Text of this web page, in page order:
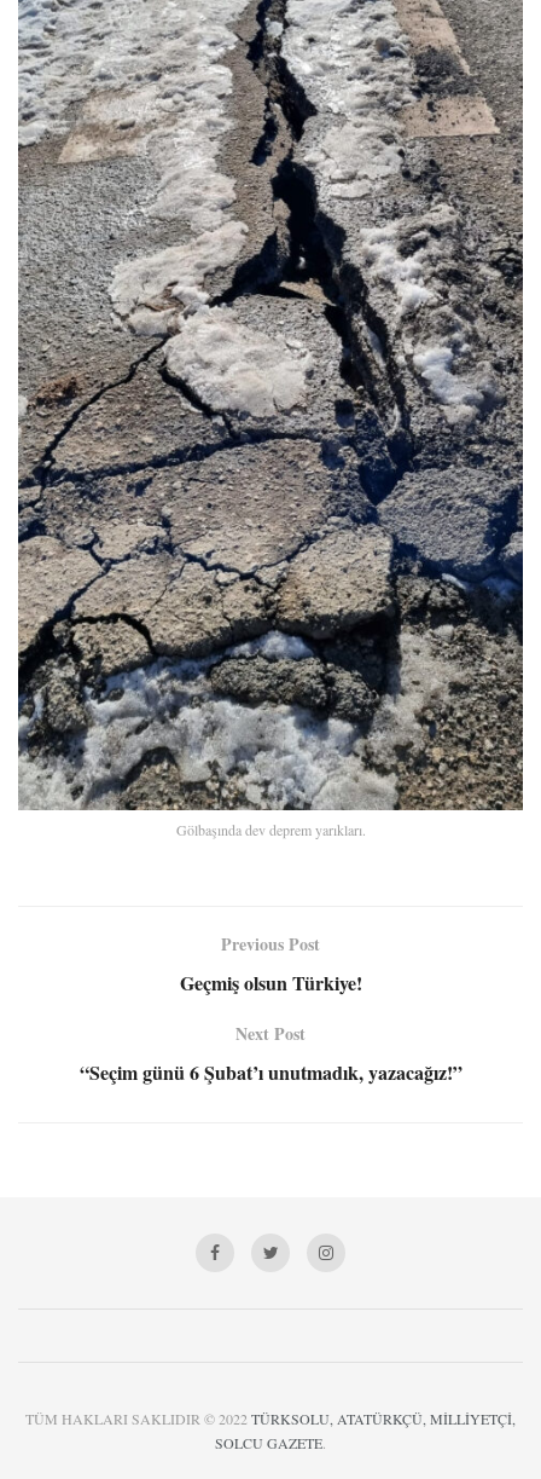
Gölbaşında dev deprem yarıkları.
Previous Post
Geçmiş olsun Türkiye!
Next Post
“Seçim günü 6 Şubat’ı unutmadık, yazacağız!”
TÜM HAKLARI SAKLIDIR © 2022 TÜRKSOLU, ATATÜRKÇÜ, MİLLİYETÇİ,
SOLCU GAZETE